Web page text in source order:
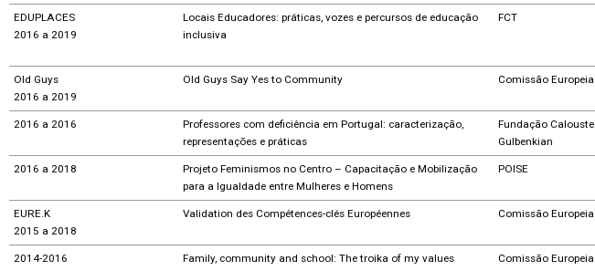
EDUPLACES
2016 a 2019
Locais Educadores: práticas, vozes e percursos de educação
inclusiva
FCT
Old Guys
2016 a 2019
Old Guys Say Yes to Community Comissão Europeia
2016 a 2016
Professores com deficiência em Portugal: caracterização,
representações e práticas
Fundação Calouste
Gulbenkian
2016 a 2018
Projeto Feminismos no Centro – Capacitação e Mobilização
para a Igualdade entre Mulheres e Homens
POISE
EURE.K
2015 a 2018
Validation des Compétences-clés Européennes Comissão Europeia
2014-2016 Family, community and school: The troika of my values Comissão Europeia